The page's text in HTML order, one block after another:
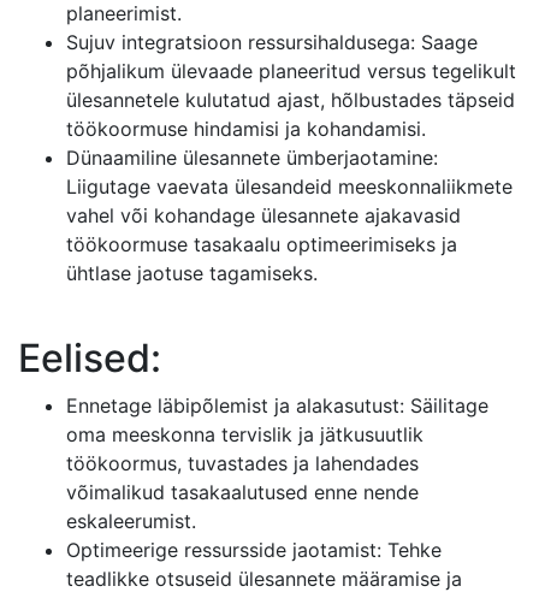
planeerimist.
Sujuv integratsioon ressursihaldusega: Saage
põhjalikum ülevaade planeeritud versus tegelikult
ülesannetele kulutatud ajast, hõlbustades täpseid
töökoormuse hindamisi ja kohandamisi.
Dünaamiline ülesannete ümberjaotamine:
Liigutage vaevata ülesandeid meeskonnaliikmete
vahel või kohandage ülesannete ajakavasid
töökoormuse tasakaalu optimeerimiseks ja
ühtlase jaotuse tagamiseks.
Eelised:
Ennetage läbipõlemist ja alakasutust: Säilitage
oma meeskonna tervislik ja jätkusuutlik
töökoormus, tuvastades ja lahendades
võimalikud tasakaalutused enne nende
eskaleerumist.
Optimeerige ressursside jaotamist: Tehke
teadlikke otsuseid ülesannete määramise ja